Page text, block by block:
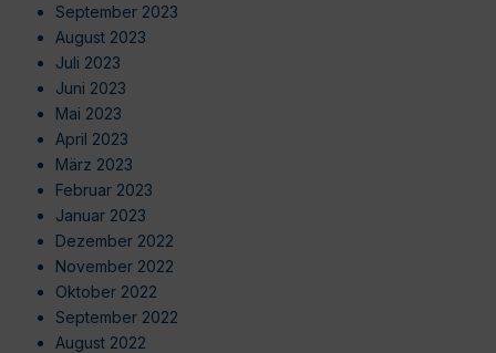
September 2023
August 2023
Juli 2023
Juni 2023
Mai 2023
April 2023
März 2023
Februar 2023
Januar 2023
Dezember 2022
November 2022
Oktober 2022
September 2022
August 2022